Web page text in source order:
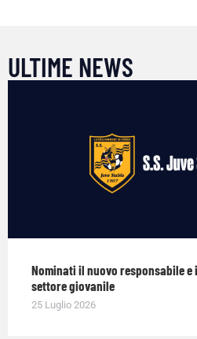
ULTIME NEWS
Nominati il nuovo responsabile
settore giovanile
25 Luglio 2026